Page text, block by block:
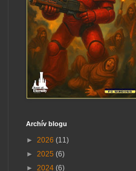
Archív blogu
► 2026 (11)
► 2025 (6)
► 2024 (6)